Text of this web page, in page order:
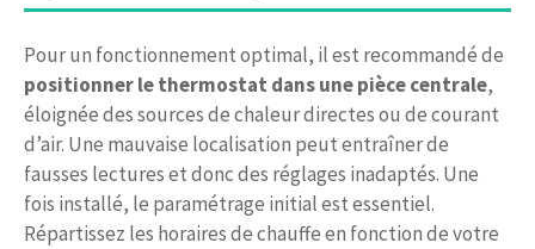
Pour un fonctionnement optimal, il est recommandé de
positionner le thermostat dans une pièce centrale,
éloignée des sources de chaleur directes ou de courant
d’air. Une mauvaise localisation peut entraîner de
fausses lectures et donc des réglages inadaptés. Une
fois installé, le paramétrage initial est essentiel.
Répartissez les horaires de chauffe en fonction de votre